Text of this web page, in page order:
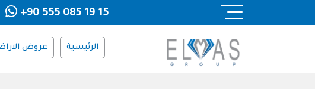
+90 555 085 19 15
الرئيسية عروض